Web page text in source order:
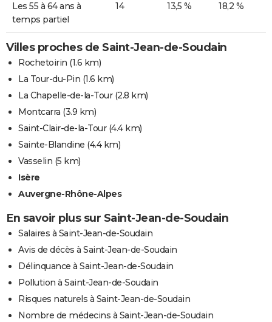
Les 55 à 64 ans à
temps partiel
14 13,5 % 18,2 %
Villes proches de Saint-Jean-de-Soudain
Rochetoirin (1.6 km)
La Tour-du-Pin (1.6 km)
La Chapelle-de-la-Tour(2.8 km)
Montcarra (3.9 km)
Saint-Clair-de-la-Tour(4.4 km)
Sainte-Blandine (4.4 km)
Vasselin (5 km)
Isère
Auvergne-Rhône-Alpes
En savoir plus sur Saint-Jean-de-Soudain
Salaires à Saint-Jean-de-Soudain
Avis de décès à Saint-Jean-de-Soudain
Délinquance à Saint-Jean-de-Soudain
Pollution à Saint-Jean-de-Soudain
Risques naturels à Saint-Jean-de-Soudain
Nombre de médecins à Saint-Jean-de-Soudain